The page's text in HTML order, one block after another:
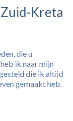
Kreta
die u
ik naar mijn
die ik altijd
gemaakt heb.